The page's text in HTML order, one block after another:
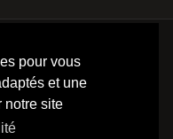
pour vous
et une
notre site
: AQUAGYM /
/ NATATION / TRIATHLON /
MUSCULAIRE
de confidentialité